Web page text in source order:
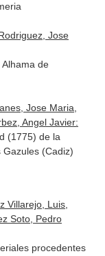
Jose
de
Jose Maria,
Angel Javier:
(1775) de la
Gazules (Cadiz)
Villarejo, Luis,
Soto, Pedro
procedentes